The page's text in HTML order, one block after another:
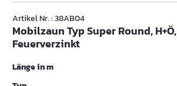
Artikel Nr. : 38AB04
Mobilzaun Typ Super Round, H+Ö,
Feuerverzinkt
Länge in m